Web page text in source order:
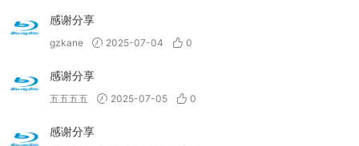
感谢分享
gzkane 2025-07-04 0
感谢分享
五五五五 2025-07-05 0
感谢分享